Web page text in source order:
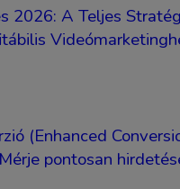
2026: A Teljes
(Enhanced
pontosan